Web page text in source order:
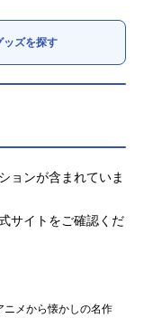
ッズを探す
ョンが含まれていま
サイトをご確認くだ
ニメから懐かしの名作